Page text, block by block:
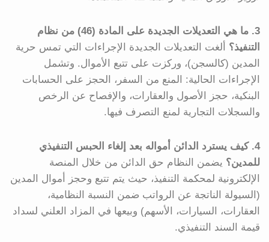
3. ما هي التعديلات الجديدة على المادة (46) من نظام
التنفيذ؟ ألغت التعديلات الجديدة الإجراءات التي تمس حرية
المدين (كالسجن)، وركزت على تتبع الأموال. وتشمل
الإجراءات الحالية: المنع من السفر، الحجز على الحسابات
البنكية، حجز الأصول والعقارات، والإفصاح عن الرخص
والسجلات التجارية لمنع التصرف فيها.
4. كيف يسترد الدائن أمواله بعد إلغاء الحبس التنفيذي
للمدين؟ يضمن النظام حق الدائن من خلال المنصة
الإلكترونية لمحكمة التنفيذ، حيث يتم تتبع وحجز أموال المدين
(السيولة الناتجة عن الرواتب ضمن النسبة النظامية،
العقارات، السيارات، الأسهم) وبيعها في المزاد العلني لسداد
قيمة السند التنفيذي.